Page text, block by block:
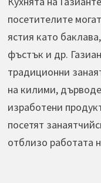
посетителите
ястия като
фъстък и др.
традиционни
на килими,
изработени
посетят
отблизо работата